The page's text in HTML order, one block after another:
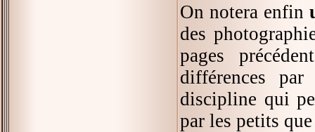
On notera enfin
des
pages
différences
discipline qui
par les petits